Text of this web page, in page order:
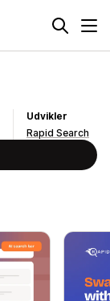
Udvikler
Rapid Search